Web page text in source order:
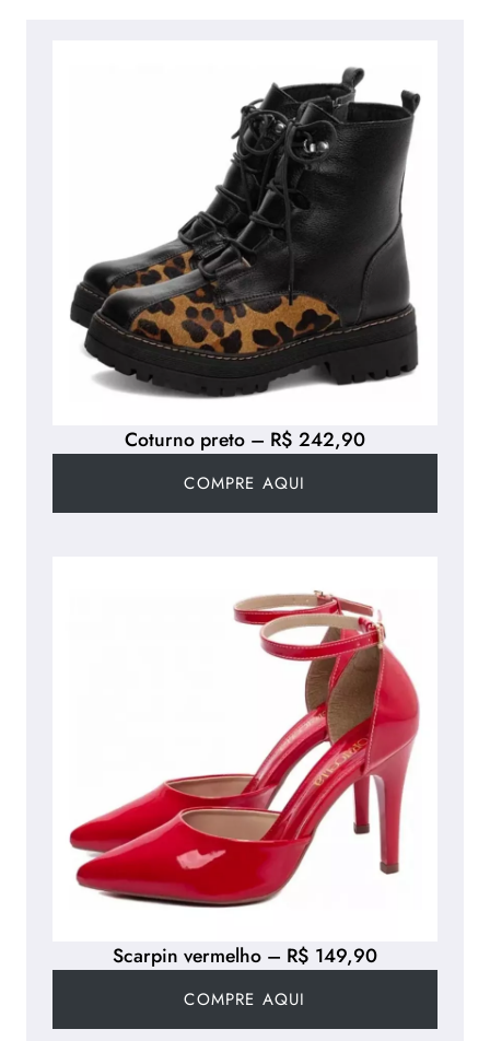
Coturno preto – R$ 242,90
COMPRE AQUI
Scarpin vermelho – R$ 149,90
COMPRE AQUI